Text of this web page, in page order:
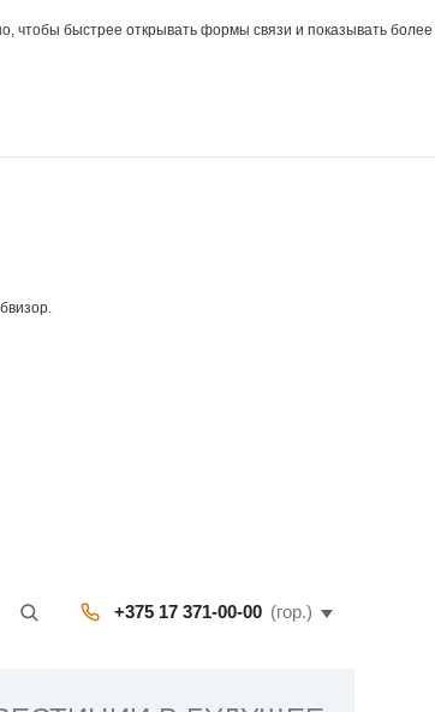
чтобы быстрее открывать формы связи и показывать более
+375 17 371-00-00 (гор.)